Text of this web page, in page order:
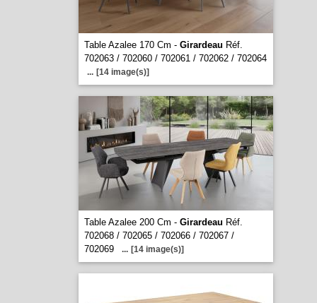
Table Azalee 170 Cm - Girardeau Réf.
702063 / 702060 / 702061 / 702062 / 702064
... [14 image(s)]
Table Azalee 200 Cm - Girardeau Réf.
702068 / 702065 / 702066 / 702067 /
702069
... [14 image(s)]